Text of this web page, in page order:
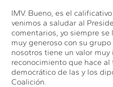
IMV. Bueno, es el
venimos a saludar al
comentarios, yo siempre se
muy generoso con su
nosotros tiene un valor
reconocimiento que hace
democrático de las y los
Coalición.